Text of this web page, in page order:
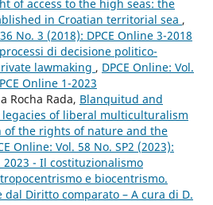
of access to the high seas: the
in Croatian territorial sea ,
No. 3 (2018): DPCE Online 3-2018
di decisione politico-
lawmaking , DPCE Online: Vol.
Online 1-2023
Rocha Rada, Blanquitud and
of liberal multiculturalism
the rights of nature and the
Online: Vol. 58 No. SP2 (2023):
2023 - Il costituzionalismo
e biocentrismo.
dal Diritto comparato – A cura di D.